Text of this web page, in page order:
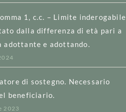
1, c.c. – Limite inderogabile
dalla differenza di età pari a
adottante e adottando.
di sostegno. Necessario
beneficiario.
2023